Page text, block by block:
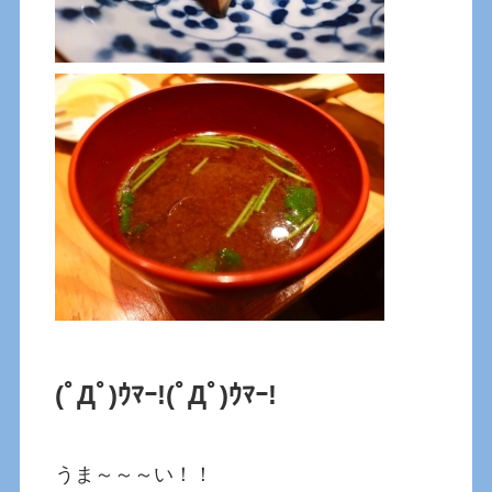
(ﾟДﾟ)ｳﾏｰ!(ﾟДﾟ)ｳﾏｰ!
うま～～～い！！